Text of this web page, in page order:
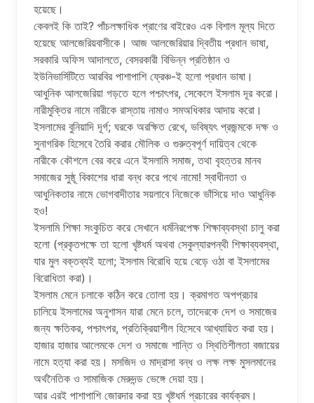
হয়েছে।
কেবলই কি তাই? পাঁচলক্ষাধিক প্রাণের বাইরেও এক বিশাল মূল্য দিতে
হয়েছে আলজেরিয়বাসীকে। আজ আলজেরিয়ার দ্বিতীয় প্রধান ভাষা,
সরকারি অফিস আদালতে, বেসরকারী বিভিন্ন প্রতিষ্ঠান ও
ইউনিভার্সিটিতে আরবির পাশাপাশি ফ্রেঞ্চ-ই হলো প্রধান ভাষা।
আধুনিক আলজেরিয়া গড়তে হলে পশ্চাৎপর, সেকেলে ইসলাম দূর করো।
নারীমুক্তির নামে নারীকে রাস্তায় নামাও সমঅধিকার আদায় করো।
ইসলামের বুনিয়াদি দূর্গ; ঘরকে অরক্ষিত রেখে, ভবিষ্যৎ প্রজন্মকে দক্ষ ও
সুনাগরিক হিসেবে তৈরি করার মৌলিক ও গুরুত্বপূর্ণ দায়িত্ব থেকে
নারীকে কৌশলে বের করে এনে ইসলামি সমাজ, তথা বৃহত্তর মানব
সমাজের সুষ্ঠূ বিকাশের ধারা বন্ধ করে পথে নামো! স্বাধীনতা ও
আধুনিকতার নামে ভোগবাদীতার সয়লাবে নিজেকে ভাঁসিয়ে দাও আধুনিক
হও!
ইসলামি শিক্ষা সংকুচিত করে সেখানে ধর্মনিরপেক্ষ শিক্ষাব্যবস্থা চালু করা
হলো (প্রকৃতপক্ষে তা হলো খৃষ্টধর্ম অথবা সেকুল্যারপন্থী শিক্ষাব্যবস্থা,
যার মুল বক্তব্যই হলো; ইসলাম বিরোধি হয়ে বেড়ে ওঠা বা ইসলামের
বিরোধিতা করা)।
ইসলাম মেনে চলাকে কঠিন করে তোলা হয়। ক্রমাগত অপপ্রচার
চালিয়ে ইসলামের অনুশাসন যারা মেনে চলে, তাদেরকে দেশ ও সমাজের
জন্য ক্ষতিকর, পশ্চাৎপর, প্রতিক্রিয়াশীল হিসেবে আখ্যায়িত করা হয়।
হাজার হাজার আলেমকে দেশ ও সমাজে শান্তি ও স্থিতিশীলতা বজায়ের
নামে হত্যা করা হয়। মসজিদ ও মাদ্রাসা বন্ধ ও লক্ষ লক্ষ মুসলমানের
অর্থনৈতিক ও সামাজিক মেরুদন্ড ভেঙ্গে দেয়া হয়।
আর এরই পাশাপাশি জোরদার করা হয় খৃষ্টধর্ম প্রচারের কার্যক্রম।